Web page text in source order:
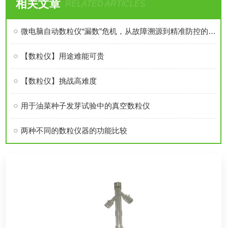
相关文章 RELATED ARTICLES
微电脑自动数粒仪“漏数”危机，从故障溯源到精准防控的实战指南
【数粒仪】用途难能可贵
【数粒仪】挑战高难度
用于油菜种子发芽试验中的真空数粒仪
两种不同的数粒仪器的功能比较